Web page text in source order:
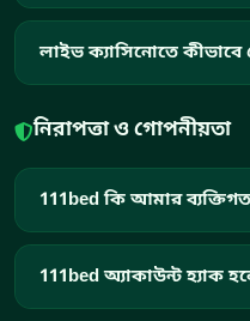
লাইভ ক্যাসিনোতে কীভাবে
নিরাপত্তা ও গোপনীয়তা
111bed কি আমার
111bed অ্যাকাউন্ট হ্যাক